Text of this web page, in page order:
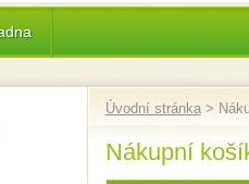
Úvodní stránka>
Nákupní